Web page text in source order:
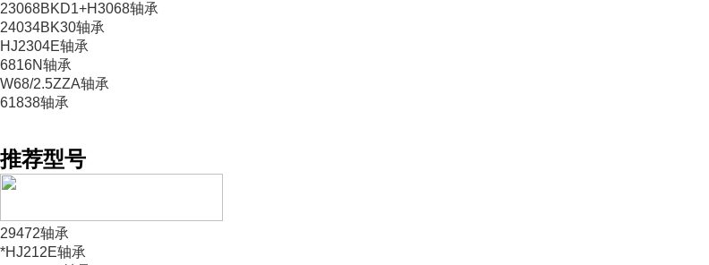
23068BKD1+H3068轴承
24034BK30轴承
HJ2304E轴承
6816N轴承
W68/2.5ZZA轴承
61838轴承
推荐型号
29472轴承
*HJ212E轴承